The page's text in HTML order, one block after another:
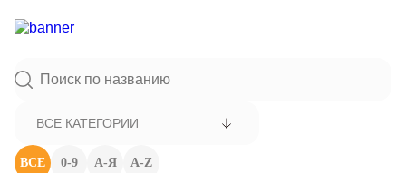
ВСЕ КАТЕГОРИИ
ВСЕ 0-9 А-Я A-Z